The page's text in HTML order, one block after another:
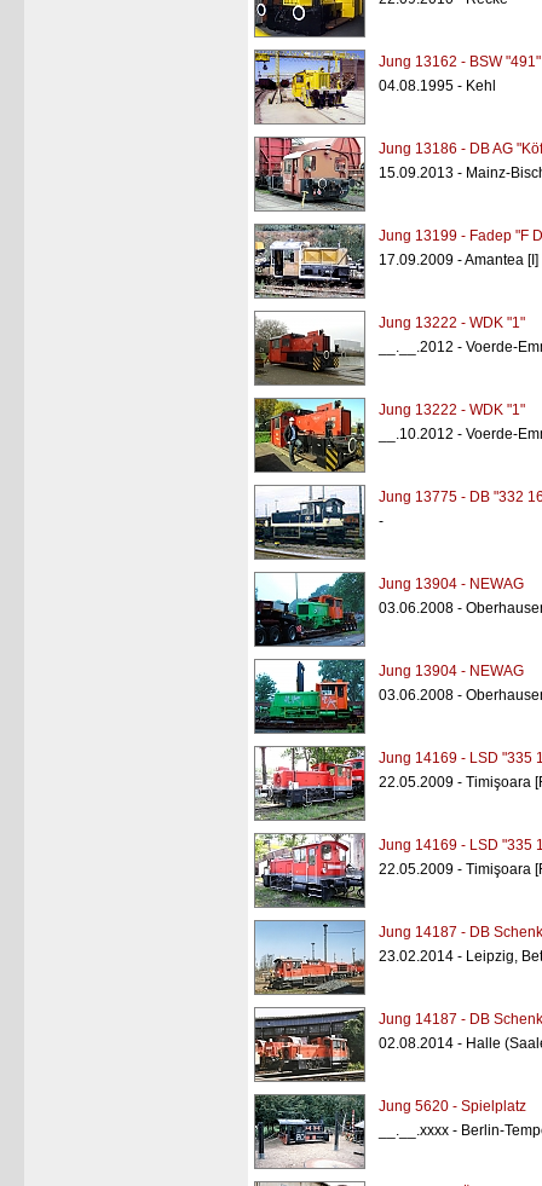
Jung 13162 - BSW "491"
04.08.1995 - Kehl
Jung 13186 - DB AG
15.09.2013 - Mainz-
Jung 13199 - Fadep "F
17.09.2009 - Amantea [I]
Jung 13222 - WDK "1"
__.__.2012 - Voerde-
Jung 13222 - WDK "1"
__.10.2012 - Voerde-
Jung 13775 - DB "332
-
Jung 13904 - NEWAG
03.06.2008 -
Jung 13904 - NEWAG
03.06.2008 -
Jung 14169 - LSD "335
22.05.2009 - Timişoara
Jung 14169 - LSD "335
22.05.2009 - Timişoara
Jung 14187 - DB
23.02.2014 - Leipzig,
Jung 14187 - DB
02.08.2014 - Halle
Jung 5620 - Spielplatz
__.__.xxxx - Berlin-